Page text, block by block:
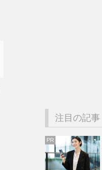
注目の記事
PR